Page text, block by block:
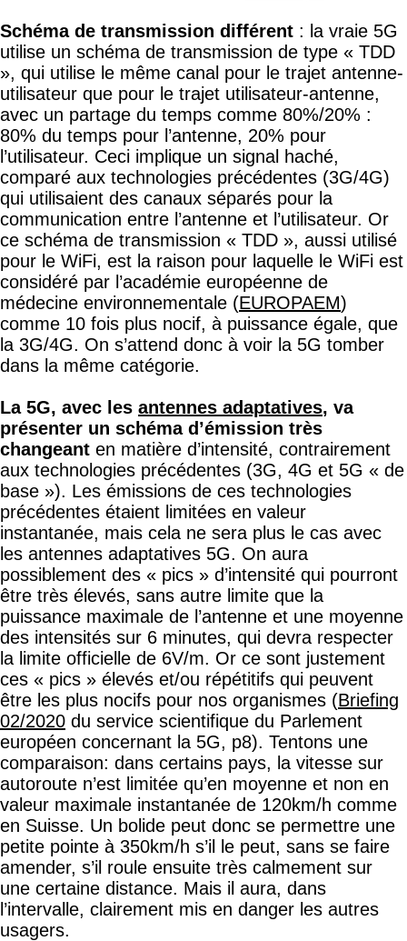
Schéma de transmission différent : la vraie 5G
utilise un schéma de transmission de type « TDD
», qui utilise le même canal pour le trajet antenne-
utilisateur que pour le trajet utilisateur-antenne,
avec un partage du temps comme 80%/20% :
80% du temps pour l’antenne, 20% pour
l’utilisateur. Ceci implique un signal haché,
comparé aux technologies précédentes (3G/4G)
qui utilisaient des canaux séparés pour la
communication entre l’antenne et l’utilisateur. Or
ce schéma de transmission « TDD », aussi utilisé
pour le WiFi, est la raison pour laquelle le WiFi est
considéré par l’académie européenne de
médecine environnementale (EUROPAEM)
comme 10 fois plus nocif, à puissance égale, que
la 3G/4G. On s’attend donc à voir la 5G tomber
dans la même catégorie.
La 5G, avec les antennes adaptatives, va
présenter un schéma d’émission très
changeant en matière d’intensité, contrairement
aux technologies précédentes (3G, 4G et 5G « de
base »). Les émissions de ces technologies
précédentes étaient limitées en valeur
instantanée, mais cela ne sera plus le cas avec
les antennes adaptatives 5G. On aura
possiblement des « pics » d’intensité qui pourront
être très élevés, sans autre limite que la
puissance maximale de l’antenne et une moyenne
des intensités sur 6 minutes, qui devra respecter
la limite officielle de 6V/m. Or ce sont justement
ces « pics » élevés et/ou répétitifs qui peuvent
être les plus nocifs pour nos organismes (Briefing
02/2020 du service scientifique du Parlement
européen concernant la 5G, p8). Tentons une
comparaison: dans certains pays, la vitesse sur
autoroute n’est limitée qu’en moyenne et non en
valeur maximale instantanée de 120km/h comme
en Suisse. Un bolide peut donc se permettre une
petite pointe à 350km/h s’il le peut, sans se faire
amender, s’il roule ensuite très calmement sur
une certaine distance. Mais il aura, dans
l’intervalle, clairement mis en danger les autres
usagers.